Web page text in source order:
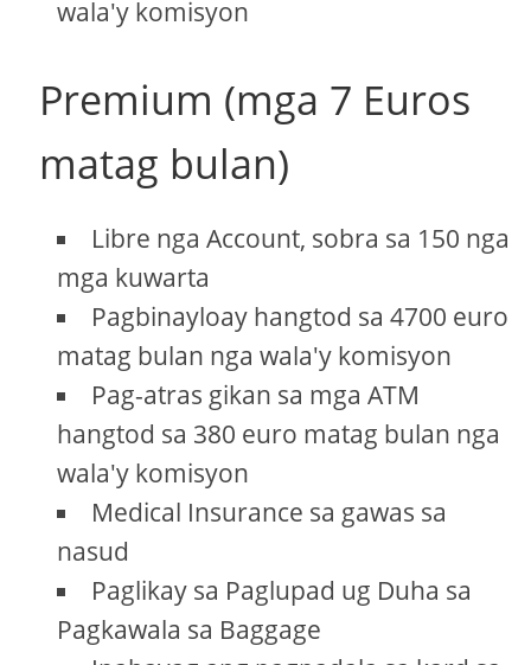
wala'y komisyon
Premium (mga 7 Euros
matag bulan)
Libre nga Account, sobra sa 150 nga
mga kuwarta
Pagbinayloay hangtod sa 4700 euro
matag bulan nga wala'y komisyon
Pag-atras gikan sa mga ATM
hangtod sa 380 euro matag bulan nga
wala'y komisyon
Medical Insurance sa gawas sa
nasud
Paglikay sa Paglupad ug Duha sa
Pagkawala sa Baggage